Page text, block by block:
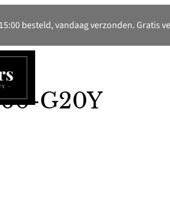
besteld, vandaag verzonden. Gratis
G20Y